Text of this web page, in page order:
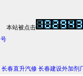
本站被点击
号
长春直升汽修 长春建设外加剂